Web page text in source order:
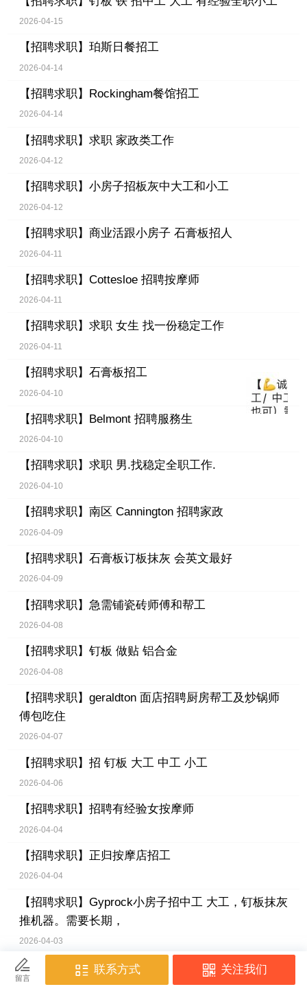
2026-04-15
【招聘求职】 珀斯日餐招工
2026-04-14
【招聘求职】 Rockingham餐馆招工
2026-04-14
【招聘求职】 求职 家政类工作
2026-04-12
【招聘求职】 小房子招板灰中大工和小工
2026-04-12
【招聘求职】 商业活跟小房子 石膏板招人
2026-04-11
【招聘求职】 Cottesloe 招聘按摩师
2026-04-11
【招聘求职】 求职 女生 找一份稳定工作
2026-04-11
【招聘求职】 石膏板招工
2026-04-10
【招聘求职】 Belmont 招聘服務生
2026-04-10
【招聘求职】 求职 男.找稳定全职工作.
2026-04-10
【招聘求职】 南区 Cannington 招聘家政
2026-04-09
【招聘求职】 石膏板订板抹灰 会英文最好
2026-04-09
【招聘求职】 急需铺瓷砖师傅和帮工
2026-04-08
【招聘求职】 钉板 做贴 铝合金
2026-04-08
【招聘求职】 geraldton 面店招聘厨房帮工及炒锅师
傅包吃住
2026-04-07
【招聘求职】 招 钉板 大工 中工 小工
2026-04-06
【招聘求职】 招聘有经验女按摩师
2026-04-04
【招聘求职】 正归按摩店招工
2026-04-04
【招聘求职】 Gyprock小房子招中工 大工，钉板抹灰
推机器。需要长期，
2026-04-03
【招聘求职】 Leederville中餐馆招厨房帮工